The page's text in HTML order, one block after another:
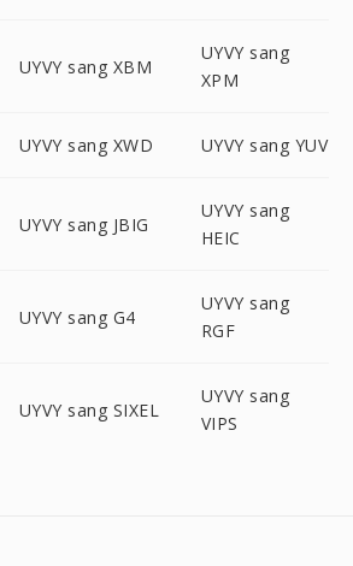
UYVY sang XBM
UYVY sang
XPM
UYVY sang XWD UYVY sang YUV
UYVY sang JBIG
UYVY sang
HEIC
UYVY sang G4
UYVY sang
RGF
UYVY sang SIXEL
UYVY sang
VIPS